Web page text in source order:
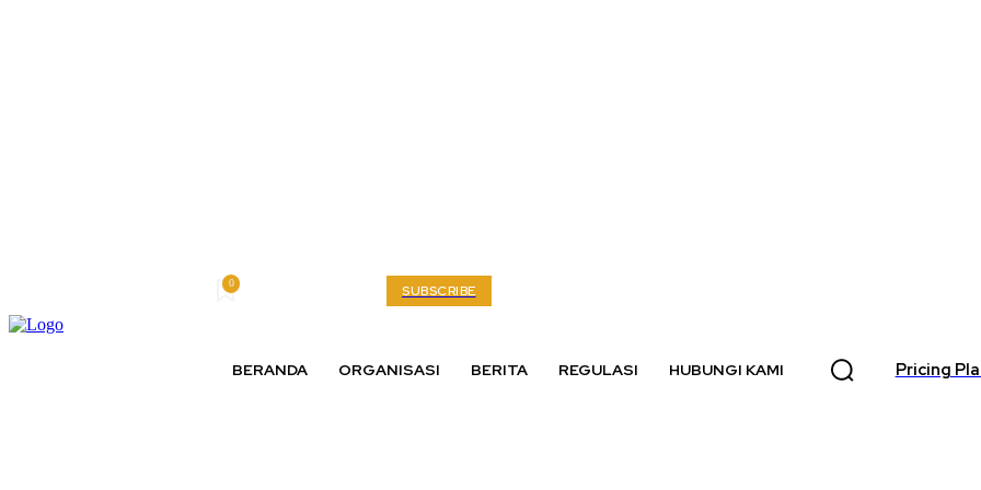
0 SUBSCRIBE
BERANDA ORGANISASI BERITA REGULASI HUBUNGI KAMI Pricing